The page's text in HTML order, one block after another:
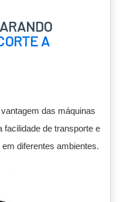
A
das máquinas
facilidade de transporte e
diferentes ambientes.